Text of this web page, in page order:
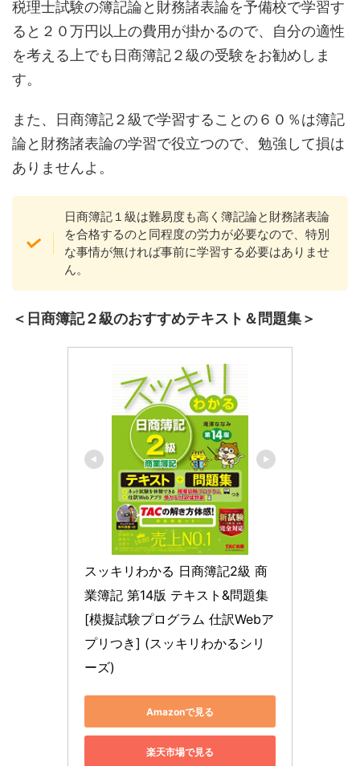
税理士試験の簿記論と財務諸表論を予備校で学習す
ると２０万円以上の費用が掛かるので、自分の適性
を考える上でも日商簿記２級の受験をお勧めしま
す。
また、日商簿記２級で学習することの６０％は簿記
論と財務諸表論の学習で役立つので、勉強して損は
ありませんよ。
日商簿記１級は難易度も高く簿記論と財務諸表論
を合格するのと同程度の労力が必要なので、特別
な事情が無ければ事前に学習する必要はありませ
ん。
＜日商簿記２級のおすすめテキスト＆問題集＞
スッキリわかる 日商簿記2級 商
業簿記 第14版 テキスト&問題集
[模擬試験プログラム 仕訳Webア
プリつき] (スッキリわかるシリ
ーズ)
Amazonで見る
楽天市場で見る